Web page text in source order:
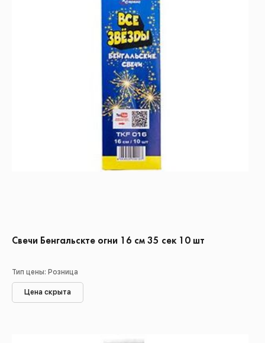
Свечи Бенгальскте огни 16 см 35 сек 10 шт
Тип цены: Розница
Цена скрыта